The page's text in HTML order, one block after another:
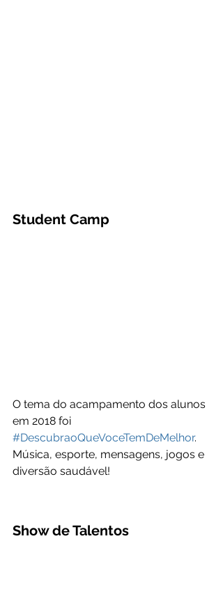
Student Camp
O tema do acampamento dos alunos
em 2018 foi
#DescubraoQueVoceTemDeMelhor.
Música, esporte, mensagens, jogos e
diversão saudável!
Show de Talentos